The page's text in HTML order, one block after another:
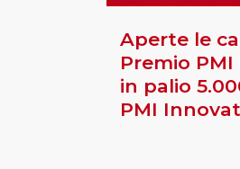
Aperte le
Premio
in palio
PMI